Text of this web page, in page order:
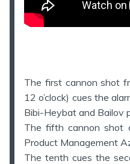
The first cannon shot
12 o’clock) cues the
Bibi-Heybat and Bailov
The fifth cannon shot
Product Management
The tenth cues the